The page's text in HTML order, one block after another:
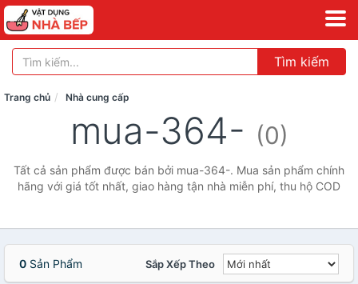
Tìm kiếm
Trang chủ Nhà cung cấp
mua-364- (0)
Tất cả sản phẩm được bán bởi mua-364-. Mua sản phẩm chính
hãng với giá tốt nhất, giao hàng tận nhà miễn phí, thu hộ COD
0 Sản Phẩm Sắp Xếp Theo